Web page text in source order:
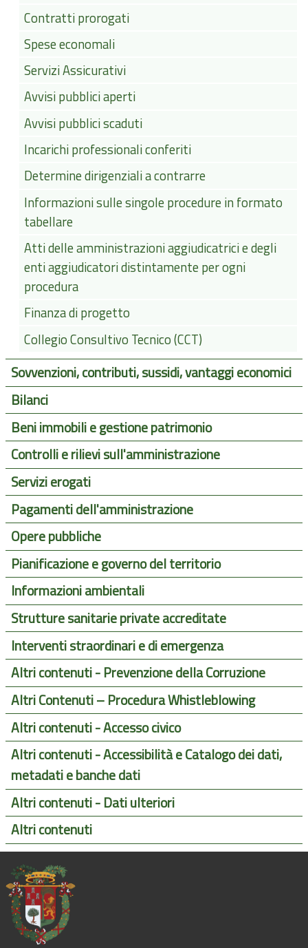
Contratti prorogati
Spese economali
Servizi Assicurativi
Avvisi pubblici aperti
Avvisi pubblici scaduti
Incarichi professionali conferiti
Determine dirigenziali a contrarre
Informazioni sulle singole procedure in formato
tabellare
Atti delle amministrazioni aggiudicatrici e degli
enti aggiudicatori distintamente per ogni
procedura
Finanza di progetto
Collegio Consultivo Tecnico (CCT)
Sovvenzioni, contributi, sussidi, vantaggi economici
Bilanci
Beni immobili e gestione patrimonio
Controlli e rilievi sull'amministrazione
Servizi erogati
Pagamenti dell'amministrazione
Opere pubbliche
Pianificazione e governo del territorio
Informazioni ambientali
Strutture sanitarie private accreditate
Interventi straordinari e di emergenza
Altri contenuti - Prevenzione della Corruzione
Altri Contenuti – Procedura Whistleblowing
Altri contenuti - Accesso civico
Altri contenuti - Accessibilità e Catalogo dei dati,
metadati e banche dati
Altri contenuti - Dati ulteriori
Altri contenuti